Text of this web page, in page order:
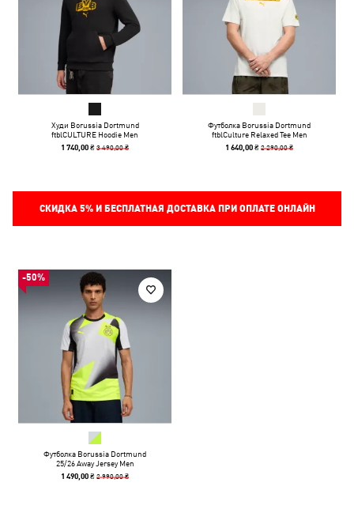
Худи Borussia Dortmund
ftblCULTURE Hoodie Men
1 740,00 ₴3 490,00 ₴
Футболка Borussia Dortmund
ftblCulture Relaxed Tee Men
1 640,00 ₴2 290,00 ₴
СКИДКА 5%И БЕСПЛАТНАЯ ДОСТАВКА ПРИ ОПЛАТЕ ОНЛАЙН
-50%
Футболка Borussia Dortmund
25/26 Away Jersey Men
1 490,00 ₴2 990,00 ₴